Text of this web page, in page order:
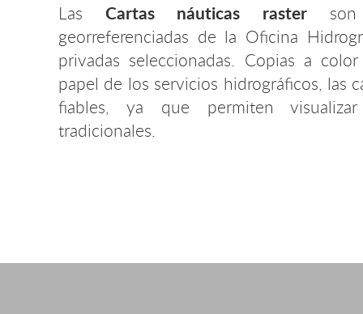
LasCartas náuticas rasterson
georreferenciadas de la Oficina
privadas seleccionadas. Copias a
papel de los servicios hidrográficos, las
fiables, ya que permiten
tradicionales.